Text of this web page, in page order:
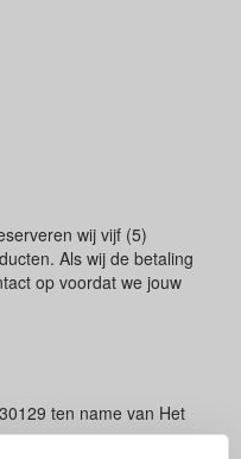
wij vijf (5)
Als wij de betaling
op voordat we jouw
ten name van Het